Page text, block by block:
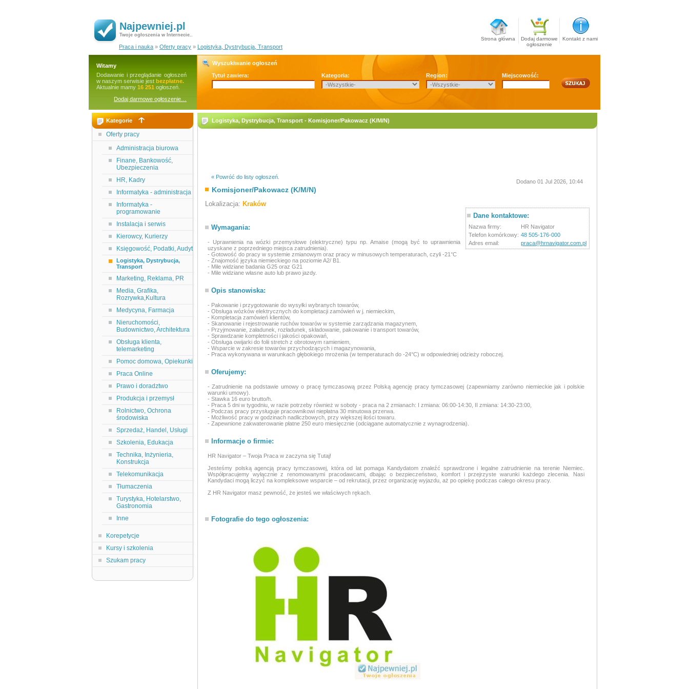
Najpewniej.pl
Twoje ogłoszenia w Internecie..
Strona główna
Dodaj darmowe
ogłoszenie
Kontakt z nami
Praca i nauka » Oferty pracy » Logistyka, Dystrybucja, Transport
Witamy
Dodawanie i przeglądanie ogłoszeń
w naszym serwisie jest bezpłatne.
Aktualnie mamy 16 251 ogłoszeń.
Dodaj darmowe ogłoszenie…
Wyszukiwanie ogłoszeń
Tytuł zawiera:
Kategoria: Region: Miejscowość:
Kategorie
Oferty pracy
Administracja biurowa
Finane, Bankowość,
Ubezpieczenia
HR, Kadry
Informatyka - administracja
Informatyka -
programowanie
Instalacja i serwis
Kierowcy, Kurierzy
Księgowość, Podatki, Audyt
Logistyka, Dystrybucja,
Transport
Marketing, Reklama, PR
Media, Grafika,
Rozrywka,Kultura
Medycyna, Farmacja
Nieruchomości,
Budownictwo, Architektura
Obsługa klienta,
telemarketing
Pomoc domowa, Opiekunki
Praca Online
Prawo i doradztwo
Produkcja i przemysł
Rolnictwo, Ochrona
środowiska
Sprzedaż, Handel, Usługi
Szkolenia, Edukacja
Technika, Inżynieria,
Konstrukcja
Telekomunikacja
Tłumaczenia
Turystyka, Hotelarstwo,
Gastronomia
Inne
Korepetycje
Kursy i szkolenia
Szukam pracy
Logistyka, Dystrybucja, Transport - Komisjoner/Pakowacz (K/M/N)
« Powróć do listy ogłoszeń.
Komisjoner/Pakowacz (K/M/N)
Dodano 01 Jul 2026, 10:44
Lokalizacja: Kraków
Dane kontaktowe:
Nazwa firmy:
HR Navigator
Telefon komórkowy: 48 505-176-000
Adres email:
praca@hrnavigator.com.pl
Wymagania:
- Uprawnienia na wózki przemysłowe (elektryczne) typu np. Amaise (mogą być to uprawnienia
uzyskane z poprzedniego miejsca zatrudnienia).
- Gotowość do pracy w systemie zmianowym oraz pracy w minusowych temperaturach, czyli -21°C
- Znajomość języka niemieckiego na poziomie A2/ B1.
- Mile widziane badania G25 oraz G21
- Mile widziane własne auto lub prawo jazdy.
Opis stanowiska:
- Pakowanie i przygotowanie do wysyłki wybranych towarów,
- Obsługa wózków elektrycznych do kompletacji zamówień w j. niemieckim,
- Kompletacja zamówień klientów,
- Skanowanie i rejestrowanie ruchów towarów w systemie zarządzania magazynem,
- Przyjmowanie, załadunek, rozładunek, składowanie, pakowanie i transport towarów,
- Sprawdzanie kompletności i jakości opakowań,
- Obsługa owijarki do folii stretch z obrotowym ramieniem,
- Wsparcie w zakresie towarów przychodzących i magazynowania,
- Praca wykonywana w warunkach głębokiego mrożenia (w temperaturach do -24°C) w odpowiedniej odzieży roboczej.
Oferujemy:
- Zatrudnienie na podstawie umowy o pracę tymczasową przez Polską agencję pracy tymczasowej (zapewniamy zarówno niemieckie jak i polskie
warunki umowy).
- Stawka 16 euro brutto/h.
- Praca 5 dni w tygodniu, w razie potrzeby również w soboty - praca na 2 zmianach: I zmiana: 06:00-14:30, II zmiana: 14:30-23:00,
- Podczas pracy przysługuje pracownikowi niepłatna 30 minutowa przerwa.
- Możliwość pracy w godzinach nadliczbowych, przy większej ilości towaru.
- Zapewnione zakwaterowanie płatne 250 euro miesięcznie (odciągane automatycznie z wynagrodzenia).
Informacje o firmie:
HR Navigator – Twoja Praca w zaczyna się Tutaj!
Jesteśmy polską agencją pracy tymczasowej, która od lat pomaga Kandydatom znaleźć sprawdzone i legalne zatrudnienie na terenie Niemiec.
Współpracujemy wyłącznie z renomowanymi pracodawcami, dbając o bezpieczeństwo, komfort i przejrzyste warunki każdego zlecenia. Nasi
Kandydaci mogą liczyć na kompleksowe wsparcie – od rekrutacji, przez organizację wyjazdu, aż po opiekę podczas całego okresu pracy.
Z HR Navigator masz pewność, że jesteś we właściwych rękach.
Fotografie do tego ogłoszenia: